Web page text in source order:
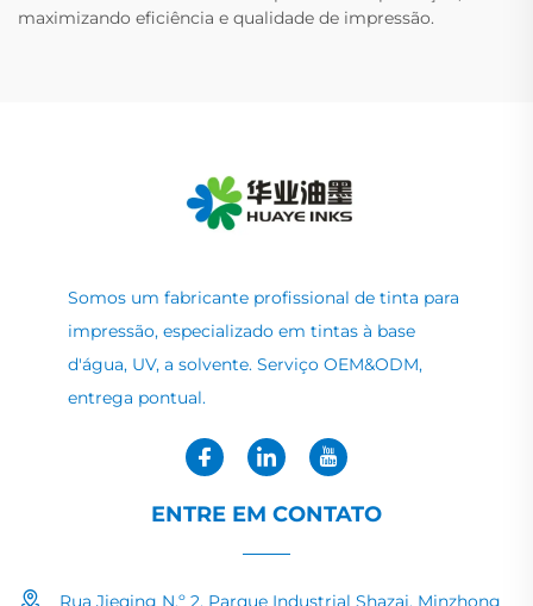
maximizando eficiência e qualidade de impressão.
Somos um fabricante profissional de tinta para
impressão, especializado em tintas à base
d'água, UV, a solvente. Serviço OEM&ODM,
entrega pontual.
ENTRE EM CONTATO
Rua Jieqing N.º 2, Parque Industrial Shazai, Minzhong